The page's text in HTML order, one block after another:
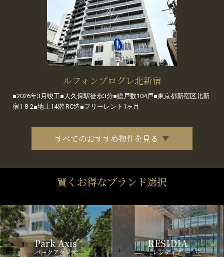
ルフォンプログレ北新宿
■2026年3月竣工■大久保駅徒歩3分■総戸数104戸■東京都新宿区北新
宿1-8-2■地上14階 RC造■フリーレント1ヶ月
すべてのおすすめ物件を見る
賢くお得なブランド選択
Park Axis
パークアクシス
RESIDIA
レジディア